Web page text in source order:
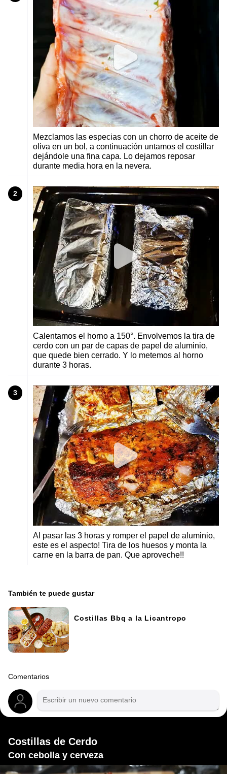
Mezclamos las especias con un chorro de aceite de
oliva en un bol, a continuación untamos el costillar
dejándole una fina capa. Lo dejamos reposar
durante media hora en la nevera.
2
Calentamos el horno a 150°. Envolvemos la tira de
cerdo con un par de capas de papel de aluminio,
que quede bien cerrado. Y lo metemos al horno
durante 3 horas.
3
Al pasar las 3 horas y romper el papel de aluminio,
este es el aspecto! Tira de los huesos y monta la
carne en la barra de pan. Que aproveche!!
También te puede gustar
Costillas Bbq a la Licantropo
Comentarios
Costillas de Cerdo
Con cebolla y cerveza